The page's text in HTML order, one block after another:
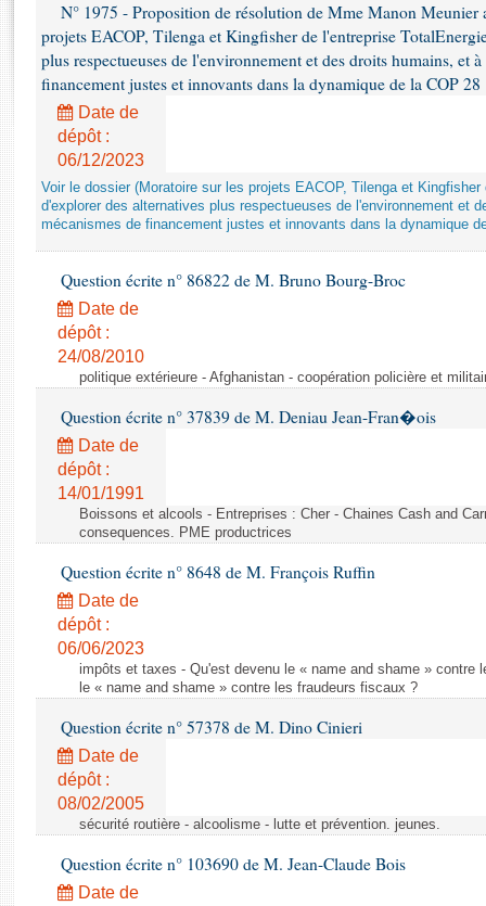
Rapports d'information
Rapports d'enquête
Rapports législatifs
Baromètre de l’application des lois
Dossiers législatifs
Budget et sécurité sociale
Liens vers les sites publics
N° 1975 - Proposition de résolution de Mme Manon Meunier
projets EACOP, Tilenga et Kingfisher de l'entreprise
plus respectueuses de l'environnement et des droits humains, et
financement justes et innovants dans la dynamique de la COP 28
Date de
dépôt :
06/12/2023
Voir le dossier (Moratoire sur les projets EACOP, Tilenga et
d'explorer des alternatives plus respectueuses de l'environnement et
mécanismes de financement justes et innovants dans la dynamique
Question écrite n° 86822 de M. Bruno Bourg-Broc
Date de
dépôt :
24/08/2010
politique extérieure - Afghanistan - coopération policière et
Question écrite n° 37839 de M. Deniau Jean-Fran�ois
Date de
dépôt :
14/01/1991
Boissons et alcools - Entreprises : Cher - Chaines Cash and
consequences. PME productrices
Question écrite n° 8648 de M. François Ruffin
Date de
dépôt :
06/06/2023
impôts et taxes - Qu'est devenu le « name and shame » contre
le « name and shame » contre les fraudeurs fiscaux ?
Question écrite n° 57378 de M. Dino Cinieri
Date de
dépôt :
08/02/2005
sécurité routière - alcoolisme - lutte et prévention. jeunes.
Question écrite n° 103690 de M. Jean-Claude Bois
Date de